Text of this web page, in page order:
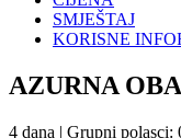
SMJEŠTAJ
KORISNE
AZURNA
4 dana | Grupni polasci: